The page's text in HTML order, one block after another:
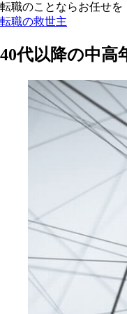
転職のことならお任せを
転職の救世主
40代以降の中